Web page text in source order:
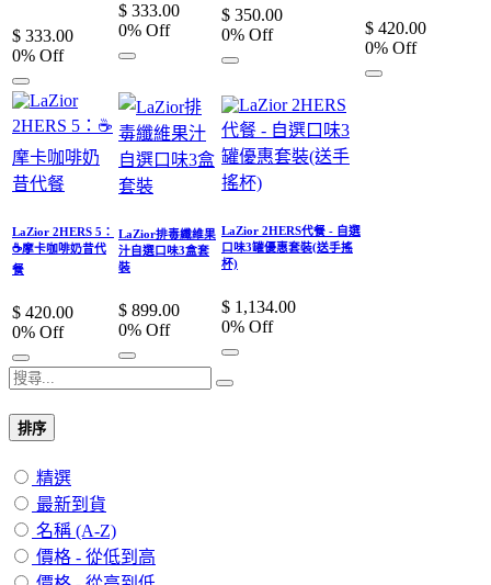
$ 333.00
0% Off
$ 333.00
0% Off
$ 350.00
0% Off $ 420.00
0% Off
LaZior 2HERS 5：
☕摩卡咖啡奶昔代
餐
$ 420.00
0% Off
LaZior排毒纖維果
汁自選口味3盒套
裝
$ 899.00
0% Off
LaZior 2HERS代餐 - 自選
口味3罐優惠套裝(送手搖
杯)
$ 1,134.00
0% Off
排序
精選
最新到貨
名稱 (A-Z)
價格 - 從低到高